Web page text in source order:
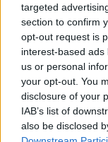
targeted
section to confirm
opt-out request is
interest-based
us or personal
your opt-out. You
disclosure of your
IAB’s list of
also be disclosed
Fonte Verificata
Tragedia
su viale
due giovani
22 anni
vita in un